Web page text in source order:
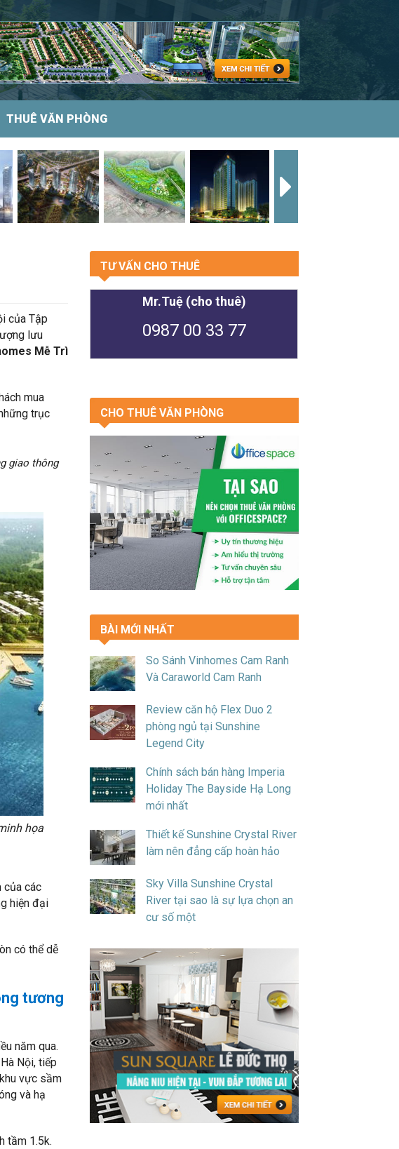
THUÊ VĂN PHÒNG
của Tập
lưu
Mễ Trì
mua
trục
giao thông
họa
của các
hiện đại
có thể dễ
tương
năm qua.
Nội, tiếp
vực sầm
và hạ
tầm 1.5k.
TƯ VẤN CHO THUÊ
Mr.Tuệ (cho thuê)
0987 00 33 77
CHO THUÊ VĂN PHÒNG
BÀI MỚI NHẤT
So Sánh Vinhomes Cam Ranh
Và Caraworld Cam Ranh
Review căn hộ Flex Duo 2
phòng ngủ tại Sunshine
Legend City
Chính sách bán hàng Imperia
Holiday The Bayside Hạ Long
mới nhất
Thiết kế Sunshine Crystal River
làm nên đẳng cấp hoàn hảo
Sky Villa Sunshine Crystal
River tại sao là sự lựa chọn an
cư số một